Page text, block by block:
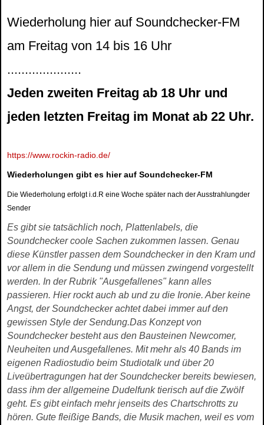
Wiederholung hier auf Soundchecker-FM
am Freitag von 14 bis 16 Uhr
.....................
Jeden zweiten Freitag ab 18 Uhr und
jeden letzten Freitag im Monat ab 22 Uhr.
https://www.rockin-radio.de/
Wiederholungen gibt es hier auf Soundchecker-FM
Die Wiederholung erfolgt i.d.R eine Woche später nach der Ausstrahlungder
Sender
Es gibt sie tatsächlich noch, Plattenlabels, die
Soundchecker coole Sachen zukommen lassen. Genau
diese Künstler passen dem Soundchecker in den Kram und
vor allem in die Sendung und müssen zwingend vorgestellt
werden. In der Rubrik "Ausgefallenes" kann alles
passieren. Hier rockt auch ab und zu die Ironie. Aber keine
Angst, der Soundchecker achtet dabei immer auf den
gewissen Style der Sendung.Das Konzept von
Soundchecker besteht aus den Bausteinen Newcomer,
Neuheiten und Ausgefallenes. Mit mehr als 40 Bands im
eigenen Radiostudio beim Studiotalk und über 20
Liveübertragungen hat der Soundchecker bereits bewiesen,
dass ihm der allgemeine Dudelfunk tierisch auf die Zwölf
geht. Es gibt einfach mehr jenseits des Chartschrotts zu
hören. Gute fleißige Bands, die Musik machen, weil es vom